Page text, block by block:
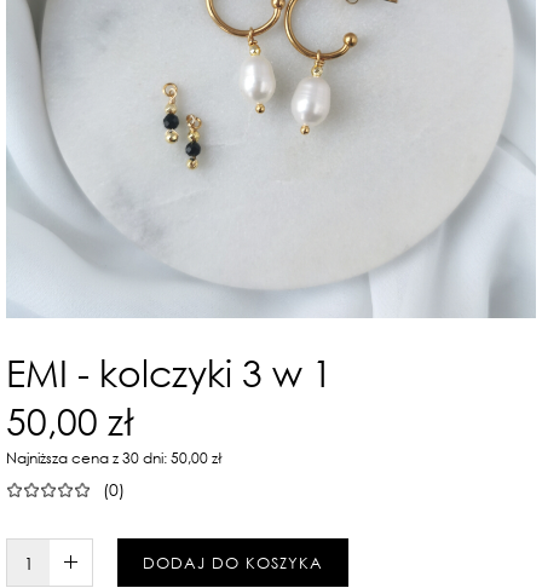
EMI - kolczyki 3 w 1
50,00 zł
Najniższa cena z 30 dni: 50,00 zł
(0)
W KOSZYKU :)DODAJ DO KOSZYKA